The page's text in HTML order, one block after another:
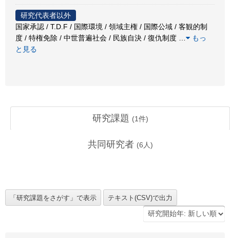
研究代表者以外
国家承認 / T.D.F / 国際環境 / 領域主権 / 国際公域 / 客観的制
度 / 特権免除 / 中世普遍社会 / 民族自決 / 復仇制度
もっ
と見る
研究課題 (1件)
共同研究者 (6 人)